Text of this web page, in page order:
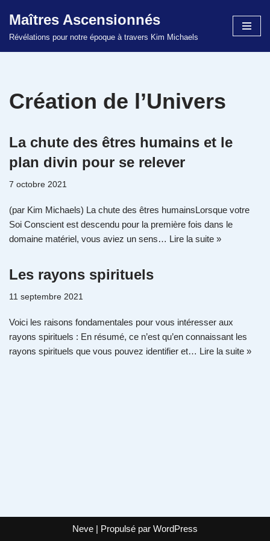
Aller
Maîtres Ascensionnés
Révélations pour notre époque à travers Kim Michaels
Création de l’Univers
La chute des êtres humains et le
plan divin pour se relever
7 octobre 2021
(par Kim Michaels) La chute des êtres humainsLorsque votre
Soi Conscient est descendu pour la première fois dans le
domaine matériel, vous aviez un sens… Lire la suite »
Les rayons spirituels
11 septembre 2021
Voici les raisons fondamentales pour vous intéresser aux
rayons spirituels : En résumé, ce n’est qu’en connaissant les
rayons spirituels que vous pouvez identifier et… Lire la suite »
Neve | Propulsé par WordPress